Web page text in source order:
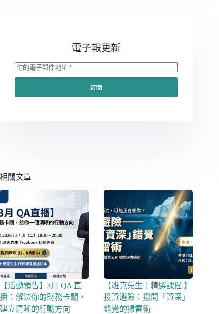
電子報更新
訂閱
相關文章
【活動預告】3月 QA 直
播：解決你的財務卡關，
建立清晰的行動方向
【班克先生｜精選課程 】
投資避險：撥開「資深」
錯覺的掃雷術